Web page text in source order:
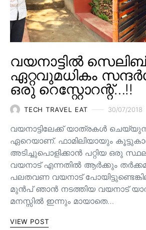
വയനാട്ടിൽ
ഏറ്റവുമധികം
ഒരു റെസ്റ്റോറന്റ്…!!
TECH TRAVEL EAT 30/07/2018
വയനാട്ടിലേക്ക് യാത്രകൾ
ഏറെയാണ്. ഫാമിലിയായും
അടിച്ചുപൊളിക്കാൻ പറ്റിയ ഒരു
വയനാട് എന്നതിൽ ആർക്കും
പലതവണ വയനാട്
മുൻപ് ഞാൻ നടത്തിയ വയനാട്
മനസ്സിൽ ഇന്നും മായാതെ…
VIEW POST